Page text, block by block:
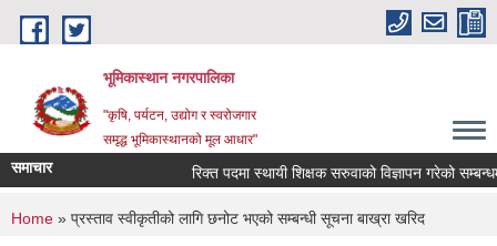
Skip to main content
भूमिकास्थान नगरपालिका
"कृषि, पर्यटन, उद्योग र स्वरोजगार
समृद्ध भूमिकास्थानको मूल आधार"
समाचार रिक्त पदमा स्थायी शिक्षक सरुवाको विज्ञापन गरेको सम्बन्धमा
You are here
Home » प्रस्ताव स्वीकृतीको लागि छनोट भएको सम्बन्धी सूचना बाख्रा खरिद